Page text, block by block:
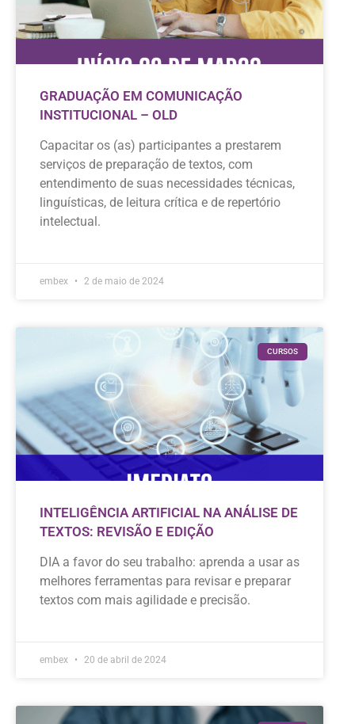
GRADUAÇÃO EM COMUNICAÇÃO
INSTITUCIONAL – OLD
Capacitar os (as) participantes a prestarem
serviços de preparação de textos, com
entendimento de suas necessidades técnicas,
linguísticas, de leitura crítica e de repertório
intelectual.
embex 2 de maio de 2024
CURSOS
INTELIGÊNCIA ARTIFICIAL NA ANÁLISE DE
TEXTOS: REVISÃO E EDIÇÃO
DIA a favor do seu trabalho: aprenda a usar as
melhores ferramentas para revisar e preparar
textos com mais agilidade e precisão.
embex 20 de abril de 2024